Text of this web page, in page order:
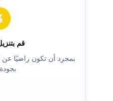
‫قم بتنزيل شعارك‬
‫بمجرد أن تكون راضيًا عن النتيجة
بجودة عالية.‬